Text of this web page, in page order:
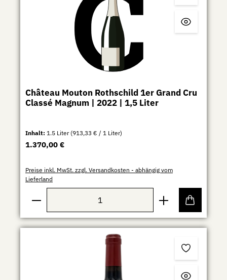
Château Mouton Rothschild 1er Grand Cru
Classé Magnum | 2022 | 1,5 Liter
Inhalt: 1.5 Liter (913,33 € / 1 Liter)
Regulärer Preis:
1.370,00 €
Preise inkl. MwSt. zzgl. Versandkosten - abhängig vom
Lieferland
Produkt Anzahl: Gib den gewünschten Wert ein